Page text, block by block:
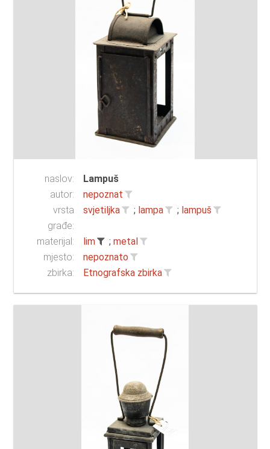
naslov:
Lampuš
autor:
nepoznat
vrsta
građe:
svjetiljka ; lampa ; lampuš
materijal: lim ; metal
mjesto:
nepoznato
zbirka:
Etnografska zbirka